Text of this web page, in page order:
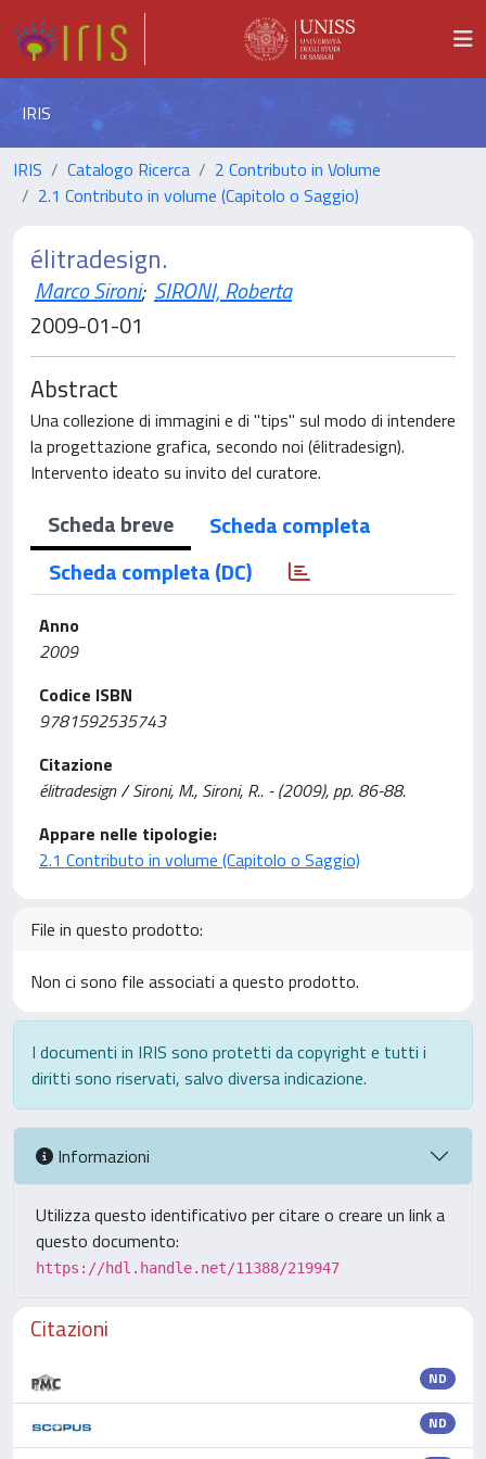
IRIS
IRIS Catalogo Ricerca
2 Contributo in Volume
2.1 Contributo in volume (Capitolo o Saggio)
élitradesign.
Marco Sironi; SIRONI, Roberta
2009-01-01
Abstract
Una collezione di immagini e di "tips" sul modo di intendere
la progettazione grafica, secondo noi (élitradesign).
Intervento ideato su invito del curatore.
Scheda breve
Scheda completa
Scheda completa (DC)
Anno
2009
Codice ISBN
9781592535743
Citazione
élitradesign / Sironi, M., Sironi, R.. - (2009), pp. 86-88.
Appare nelle tipologie:
2.1 Contributo in volume (Capitolo o Saggio)
File in questo prodotto:
Non ci sono file associati a questo prodotto.
I documenti in IRIS sono protetti da copyright e tutti i
diritti sono riservati, salvo diversa indicazione.
Informazioni
Utilizza questo identificativo per citare o creare un link a
questo documento:
https://hdl.handle.net/11388/219947
Citazioni
ND
ND